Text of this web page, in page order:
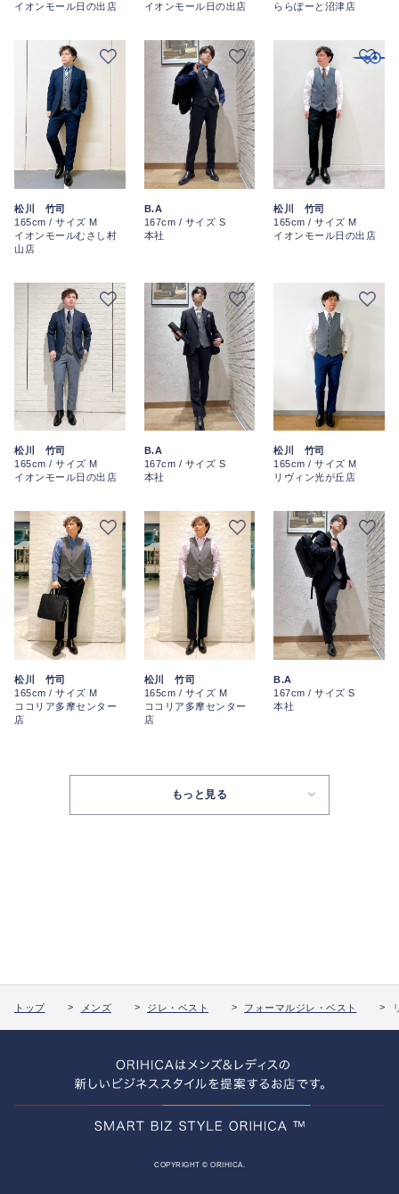
イオンモール日の出店
イオンモール日の出店
ららぽーと沼津店
松川 竹司
165cm / サイズ M
イオンモールむさし村
山店
B.A
167cm / サイズ S
本社
松川 竹司
165cm / サイズ M
イオンモール日の出店
松川 竹司
165cm / サイズ M
イオンモール日の出店
B.A
167cm / サイズ S
本社
松川 竹司
165cm / サイズ M
リヴィン光が丘店
松川 竹司
165cm / サイズ M
ココリア多摩センター
店
松川 竹司
165cm / サイズ M
ココリア多摩センター
店
B.A
167cm / サイズ S
本社
もっと見る
トップ メンズ ジレ・ベスト フォーマルジレ・ベスト
COPYRIGHT © ORIHICA.